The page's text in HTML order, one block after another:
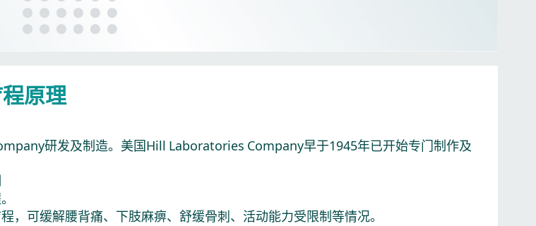
原理
研发及制造。美国Hill Laboratories Company早于1945年已开始专门制作及
，可缓解腰背痛、下肢麻痹、舒缓骨刺、活动能力受限制等情况。